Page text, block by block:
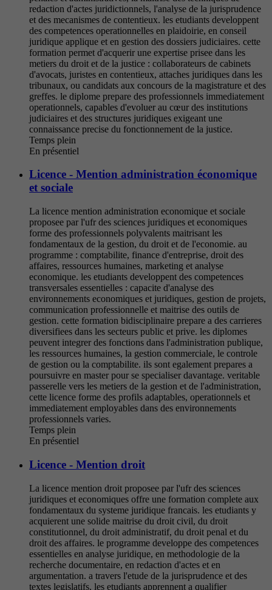
redaction d'actes juridictionnels, l'analyse de la jurisprudence
et des mecanismes de contentieux. les etudiants developpent
des competences operationnelles en plaidoirie, en conseil
juridique applique et en gestion des dossiers judiciaires. cette
formation permet d'acquerir une expertise prisee dans les
metiers du droit et de la justice : collaborateurs de cabinets
d'avocats, juristes en contentieux, attaches juridiques dans les
tribunaux, ou candidats aux concours de la magistrature et des
greffes. le diplome prepare des professionnels immediatement
operationnels, capables d'evoluer au cœur des institutions
judiciaires et des structures juridiques exigeant une
connaissance precise du fonctionnement de la justice.
Temps plein
En présentiel
Licence - Mention administration économique
et sociale
La licence mention administration economique et sociale
proposee par l'ufr des sciences juridiques et economiques
forme des professionnels polyvalents maitrisant les
fondamentaux de la gestion, du droit et de l'economie. au
programme : comptabilite, finance d'entreprise, droit des
affaires, ressources humaines, marketing et analyse
economique. les etudiants developpent des competences
transversales essentielles : capacite d'analyse des
environnements economiques et juridiques, gestion de projets,
communication professionnelle et maitrise des outils de
gestion. cette formation bidisciplinaire prepare a des carrieres
diversifiees dans les secteurs public et prive. les diplomes
peuvent integrer des fonctions dans l'administration publique,
les ressources humaines, la gestion commerciale, le controle
de gestion ou la comptabilite. ils sont egalement prepares a
poursuivre en master pour se specialiser davantage. veritable
passerelle vers les metiers de la gestion et de l'administration,
cette licence forme des profils adaptables, operationnels et
immediatement employables dans des environnements
professionnels varies.
Temps plein
En présentiel
Licence - Mention droit
La licence mention droit proposee par l'ufr des sciences
juridiques et economiques offre une formation complete aux
fondamentaux du systeme juridique francais. les etudiants y
acquierent une solide maitrise du droit civil, du droit
constitutionnel, du droit administratif, du droit penal et du
droit des affaires. le programme developpe des competences
essentielles en analyse juridique, en methodologie de la
recherche documentaire, en redaction d'actes et en
argumentation. a travers l'etude de la jurisprudence et des
textes legislatifs, les etudiants apprennent a qualifier